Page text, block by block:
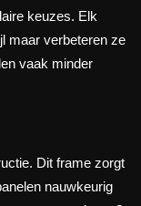
keuzes. Elk
maar verbeteren ze
vaak minder
Dit frame zorgt
nauwkeurig